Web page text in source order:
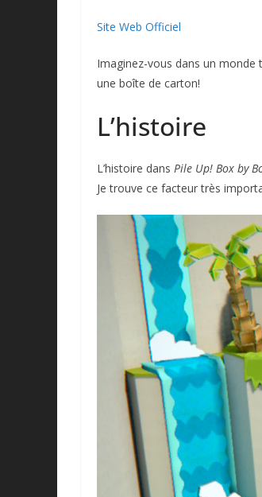
Site Web Officiel
Imaginez-vous dans un
une boîte de carton!
L’histoire
L’histoire dans Pile Up! Box by
Je trouve ce facteur très